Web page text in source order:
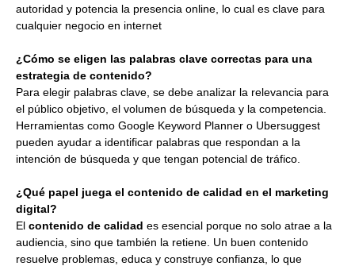
autoridad y potencia la presencia online, lo cual es clave para
cualquier negocio en internet
¿Cómo se eligen las palabras clave correctas para una
estrategia de contenido?
Para elegir palabras clave, se debe analizar la relevancia para
el público objetivo, el volumen de búsqueda y la competencia.
Herramientas como Google Keyword Planner o Ubersuggest
pueden ayudar a identificar palabras que respondan a la
intención de búsqueda y que tengan potencial de tráfico.
¿Qué papel juega el contenido de calidad en el marketing
digital?
El contenido de calidad es esencial porque no solo atrae a la
audiencia, sino que también la retiene. Un buen contenido
resuelve problemas, educa y construye confianza, lo que